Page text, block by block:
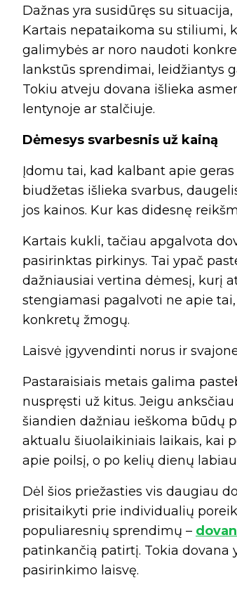
Dažnas yra susidūręs su
Kartais nepataikoma su stiliumi,
galimybės ar noro naudoti
lankstūs sprendimai, leidžiantys
Tokiu atveju dovana išlieka
lentynoje ar stalčiuje.
Dėmesys svarbesnis už kainą
Įdomu tai, kad kalbant apie
biudžetas išlieka svarbus,
jos kainos. Kur kas didesnę
Kartais kukli, tačiau apgalvota
pasirinktas pirkinys. Tai ypač
dažniausiai vertina dėmesį, kurį
stengiamasi pagalvoti ne apie
konkretų žmogų.
Laisvė įgyvendinti norus ir
Pastaraisiais metais galima
nuspręsti už kitus. Jeigu
šiandien dažniau ieškoma būdų
aktualu šiuolaikiniais laikais, kai
apie poilsį, o po kelių dienų
Dėl šios priežasties vis daugiau
prisitaikyti prie individualių
populiaresnių sprendimų –
patinkančią patirtį. Tokia
pasirinkimo laisvę.